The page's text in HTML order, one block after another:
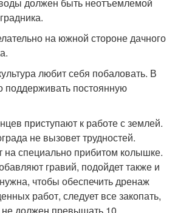
на южной стороне дачного
любит себя побаловать. В
поддерживать постоянную
приступают к работе с землей.
не вызовет трудностей.
специально прибитом колышке.
гравий, подойдет также и
чтобы обеспечить дренаж
работ, следует все закопать,